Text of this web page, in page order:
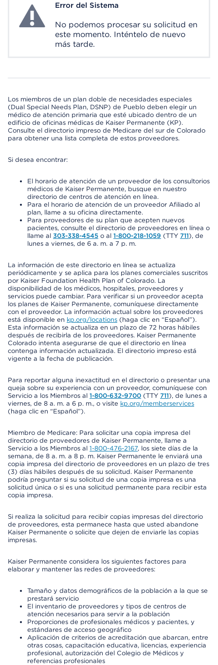
System ErrorError del Sistema
No podemos procesar su solicitud en
este momento. Inténtelo de nuevo
más tarde.
Los miembros de un plan doble de necesidades especiales
(Dual Special Needs Plan, DSNP) de Pueblo deben elegir un
médico de atención primaria que esté ubicado dentro de un
edificio de oficinas médicas de Kaiser Permanente (KP).
Consulte el directorio impreso de Medicare del sur de Colorado
para obtener una lista completa de estos proveedores.
Si desea encontrar:
El horario de atención de un proveedor de los consultorios
médicos de Kaiser Permanente, busque en nuestro
directorio de centros de atención en línea.
Para el horario de atención de un proveedor Afiliado al
plan, llame a su oficina directamente.
Para proveedores de su plan que acepten nuevos
pacientes, consulte el directorio de proveedores en línea o
llame al 303-338-4545 o al 1-800-218-1059 (TTY 711), de
lunes a viernes, de 6 a. m. a 7 p. m.
La información de este directorio en línea se actualiza
periódicamente y se aplica para los planes comerciales suscritos
por Kaiser Foundation Health Plan of Colorado. La
disponibilidad de los médicos, hospitales, proveedores y
servicios puede cambiar. Para verificar si un proveedor acepta
los planes de Kaiser Permanente, comuníquese directamente
con el proveedor. La información actual sobre los proveedores
está disponible en kp.org/locations (haga clic en “Español”).
Esta información se actualiza en un plazo de 72 horas hábiles
después de recibirla de los proveedores. Kaiser Permanente
Colorado intenta asegurarse de que el directorio en línea
contenga información actualizada. El directorio impreso está
vigente a la fecha de publicación.
Para reportar alguna inexactitud en el directorio o presentar una
queja sobre su experiencia con un proveedor, comuníquese con
Servicio a los Miembros al 1-800-632-9700 (TTY 711), de lunes a
viernes, de 8 a. m. a 6 p. m., o visite kp.org/memberservices
(haga clic en “Español”).
Miembro de Medicare: Para solicitar una copia impresa del
directorio de proveedores de Kaiser Permanente, llame a
Servicio a los Miembros al 1-800-476-2167, los siete días de la
semana, de 8 a. m. a 8 p. m. Kaiser Permanente le enviará una
copia impresa del directorio de proveedores en un plazo de tres
(3) días hábiles después de su solicitud. Kaiser Permanente
podría preguntar si su solicitud de una copia impresa es una
solicitud única o si es una solicitud permanente para recibir esta
copia impresa.
Si realiza la solicitud para recibir copias impresas del directorio
de proveedores, esta permanece hasta que usted abandone
Kaiser Permanente o solicite que dejen de enviarle las copias
impresas.
Kaiser Permanente considera los siguientes factores para
elaborar y mantener las redes de proveedores:
Tamaño y datos demográficos de la población a la que se
prestará servicio
El inventario de proveedores y tipos de centros de
atención necesarios para servir a la población
Proporciones de profesionales médicos y pacientes, y
estándares de acceso geográfico
Aplicación de criterios de acreditación que abarcan, entre
otras cosas, capacitación educativa, licencias, experiencia
profesional, autorización del Colegio de Médicos y
referencias profesionales